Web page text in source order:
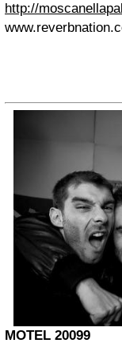
http://
MOTEL 20099